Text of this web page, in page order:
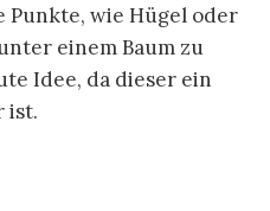
Punkte, wie Hügel oder
einem Baum zu
Idee, da dieser ein
ist.